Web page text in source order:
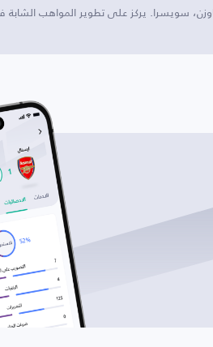
سويسرا. يركز على تطوير المواهب الشابة